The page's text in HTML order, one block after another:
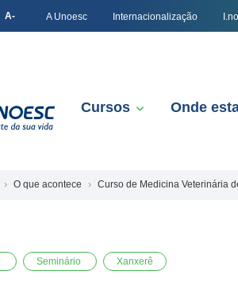
A- A Unoesc Internacionalização
Cursos Onde
O que acontece Curso de Medicina Veterinária
Seminário Xanxerê